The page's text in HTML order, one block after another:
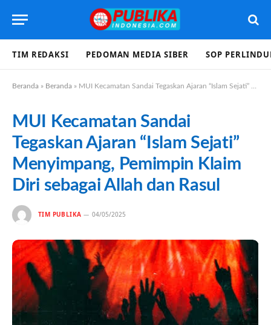
TIM REDAKSI PEDOMAN MEDIA SIBER SOP
Beranda » Beranda » MUI Kecamatan Sandai Tegaskan Ajaran “Islam Sejati” Menyimpang, Pemimpin Klaim Diri sebagai Allah dan Rasul
MUI Kecamatan Sandai
Tegaskan Ajaran “Islam Sejati”
Menyimpang, Pemimpin Klaim
Diri sebagai Allah dan Rasul
TIM PUBLIKA 04/05/2025